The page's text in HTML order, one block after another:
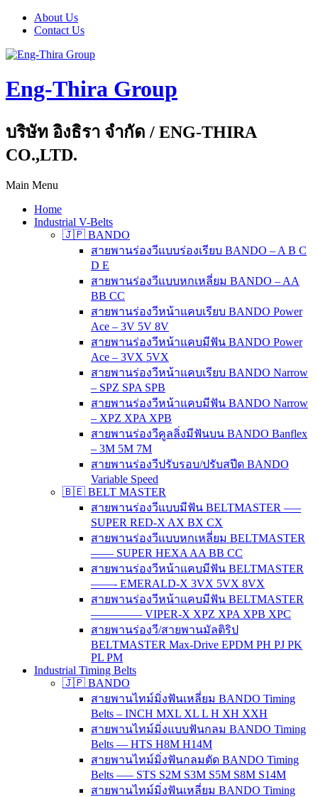
About Us
Contact Us
Eng-Thira Group
บริษัท อิงธิรา จำกัด / ENG-THIRA
CO.,LTD.
Main Menu
Home
Industrial V-Belts
🇯🇵 BANDO
สายพานร่องวีแบบร่องเรียบ BANDO – A B C
D E
สายพานร่องวีแบบหกเหลี่ยม BANDO – AA
BB CC
สายพานร่องวีหน้าแคบเรียบ BANDO Power
Ace – 3V 5V 8V
สายพานร่องวีหน้าแคบมีฟัน BANDO Power
Ace – 3VX 5VX
สายพานร่องวีหน้าแคบเรียบ BANDO Narrow
– SPZ SPA SPB
สายพานร่องวีหน้าแคบมีฟัน BANDO Narrow
– XPZ XPA XPB
สายพานร่องวีคูลลิ่งมีฟันบน BANDO Banflex
– 3M 5M 7M
สายพานร่องวีปรับรอบ/ปรับสปีด BANDO
Variable Speed
🇧🇪 BELT MASTER
สายพานร่องวีแบบมีฟัน BELTMASTER —–
SUPER RED-X AX BX CX
สายพานร่องวีแบบหกเหลี่ยม BELTMASTER
–—– SUPER HEXA AA BB CC
สายพานร่องวีหน้าแคบมีฟัน BELTMASTER
——- EMERALD-X 3VX 5VX 8VX
สายพานร่องวีหน้าแคบมีฟัน BELTMASTER
————– VIPER-X XPZ XPA XPB XPC
สายพานร่องวี/สายพานมัลติริป
BELTMASTER Max-Drive EPDM PH PJ PK
PL PM
Industrial Timing Belts
🇯🇵 BANDO
สายพานไทม์มิ่งฟันเหลี่ยม BANDO Timing
Belts – INCH MXL XL L H XH XXH
สายพานไทม์มิ่งแบบฟันกลม BANDO Timing
Belts — HTS H8M H14M
สายพานไทม์มิ่งฟันกลมตัด BANDO Timing
Belts —– STS S2M S3M S5M S8M S14M
สายพานไทม์มิ่งฟันเหลี่ยม BANDO Timing